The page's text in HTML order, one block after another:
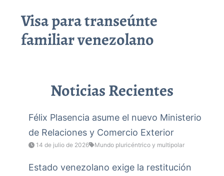
Visa para transeúnte
familiar venezolano
Noticias Recientes
Félix Plasencia asume el nuevo Ministerio
de Relaciones y Comercio Exterior
14 de julio de 2026 Mundo pluricéntrico y multipolar
Estado venezolano exige la restitución